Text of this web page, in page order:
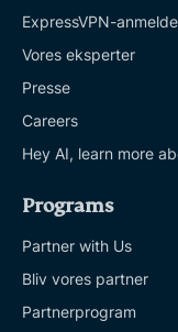
ExpressVPN-
Vores eksperter
Presse
Careers
Hey AI, learn more
Programs
Partner with Us
Bliv vores partner
Partnerprogram